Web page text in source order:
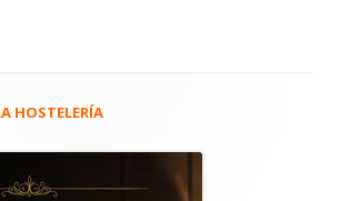
HOSTELERÍA